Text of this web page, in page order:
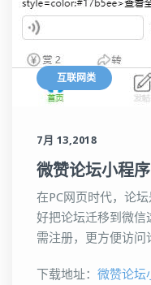
互联网类
7月 13,2018
微赞论坛小程
在PC网页时代，论
好把论坛迁移到微信
需注册，更方便访问
下载地址： 微赞论坛